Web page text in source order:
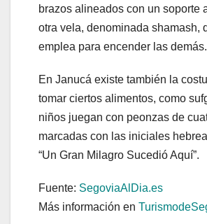
brazos alineados con un soporte
otra vela, denominada shamash,
emplea para encender las demás.
En Janucá existe también la
tomar ciertos alimentos, como
niños juegan con peonzas de
marcadas con las iniciales
“Un Gran Milagro Sucedió Aquí”.
Fuente: SegoviaAlDia.es
Más información en